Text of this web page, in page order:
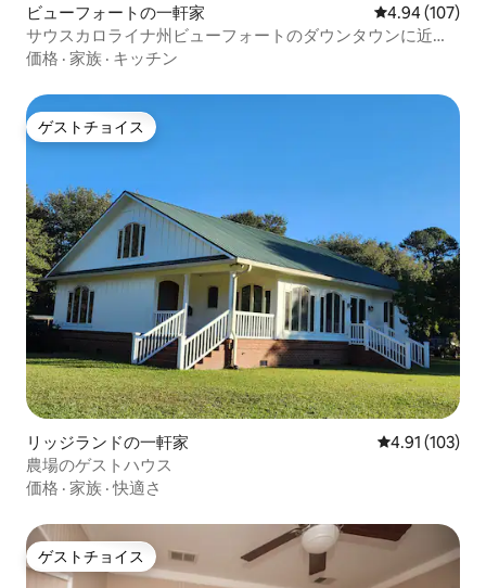
ビューフォートの一軒家 レビュー107
4.94 (107)
サウスカロライナ州ビューフォートのダウンタウンに近
い、平和なコテージ
価格 · 家族 · キッチン
ゲストチョイス
ゲストチョイス
リッジランドの一軒家 レビュー103
4.91 (103)
農場のゲストハウス
価格 · 家族 ·快適さ
ゲストチョイス
ゲストチョイス